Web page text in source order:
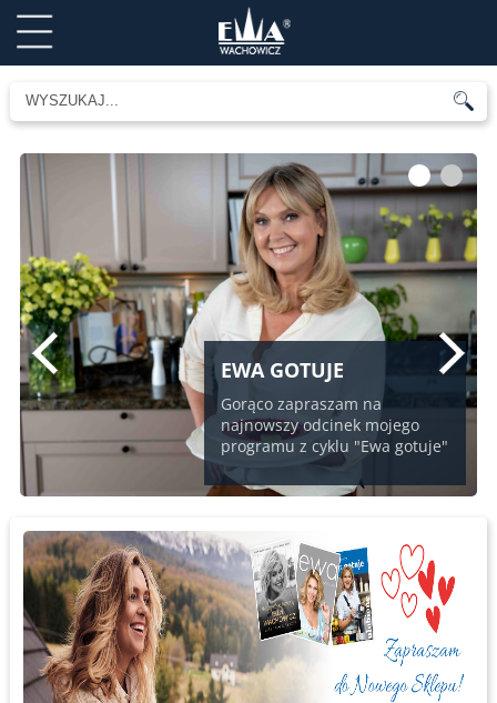
EWA GOTUJE
Gorąco zapraszam na
najnowszy odcinek mojego
programu z cyklu "Ewa gotuje"
1 2